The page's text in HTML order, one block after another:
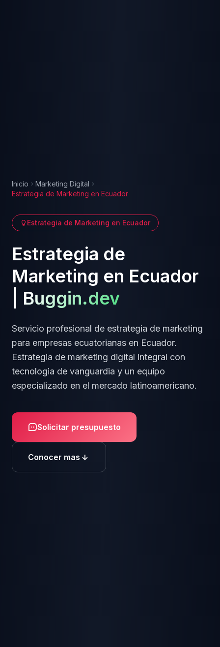
Inicio
Marketing Digital
Estrategia de Marketing en Ecuador
Estrategia de Marketing en Ecuador
Estrategia de
Marketing en Ecuador
Buggin.dev
Servicio profesional de estrategia de marketing
para empresas ecuatorianas en Ecuador.
Estrategia de marketing digital integral con
tecnologia de vanguardia y un equipo
especializado en el mercado latinoamericano.
Solicitar presupuesto
Conocer mas